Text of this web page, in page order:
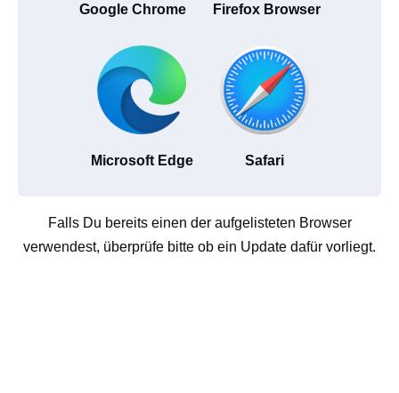
Google Chrome Firefox Browser
Microsoft Edge Safari
Falls Du bereits einen der aufgelisteten Browser
verwendest, überprüfe bitte ob ein Update dafür vorliegt.